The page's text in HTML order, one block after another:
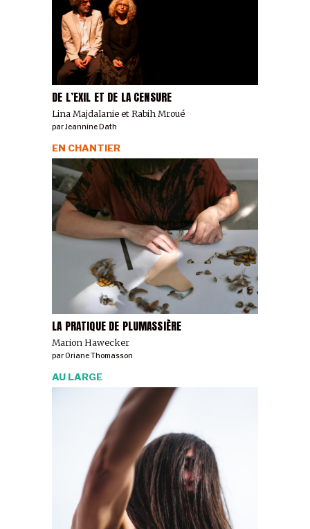
DE L’EXIL ET DE LA CENSURE
Lina Majdalanie et Rabih Mroué
parJeannine Dath
LA PRATIQUE DE PLUMASSIÈRE
Marion Hawecker
EN CHANTIER
parOriane Thomasson
AU LARGE